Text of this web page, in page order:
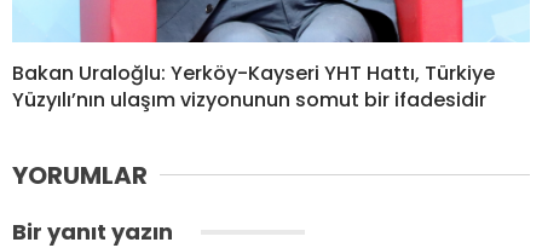
Bakan Uraloğlu: Yerköy-Kayseri YHT Hattı, Türkiye
Yüzyılı’nın ulaşım vizyonunun somut bir ifadesidir
YORUMLAR
Bir yanıt yazın